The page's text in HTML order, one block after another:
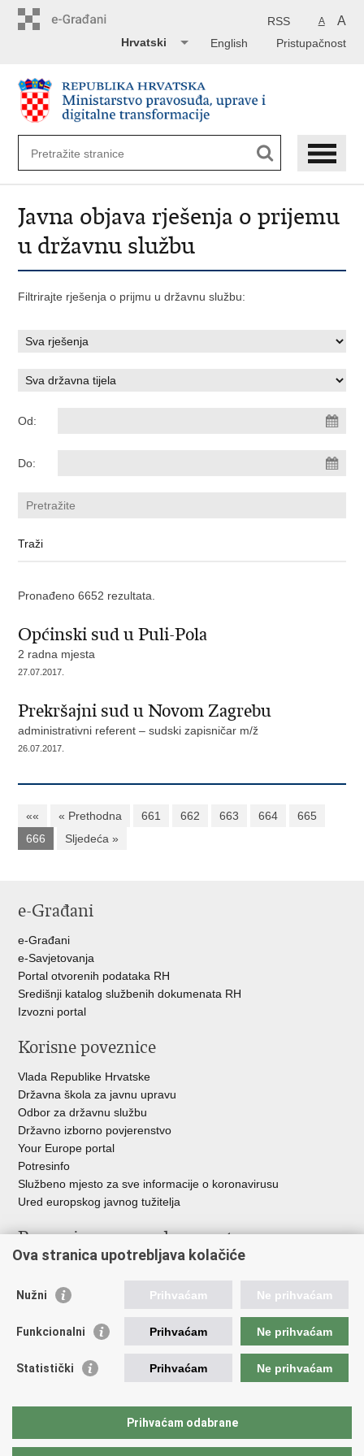
A A
RSS
Pristupačnost
English
Hrvatski
Javna objava rješenja o prijemu
u državnu službu
Filtrirajte rješenja o prijmu u državnu službu:
Od:
Do:
Pronađeno 6652 rezultata.
Općinski sud u Puli-Pola
2 radna mjesta
27.07.2017.
Prekršajni sud u Novom Zagrebu
administrativni referent – sudski zapisničar m/ž
26.07.2017.
«« « Prethodna 661 662 663 664
665
666
Sljedeća »
e-Građani
e-Građani
e-Savjetovanja
Portal otvorenih podataka RH
Središnji katalog službenih dokumenata RH
Izvozni portal
Korisne poveznice
Vlada Republike Hrvatske
Državna škola za javnu upravu
Odbor za državnu službu
Državno izborno povjerenstvo
Your Europe portal
Potresinfo
Službeno mjesto za sve informacije o koronavirusu
Ured europskog javnog tužitelja
Poveznice pravosudnog sustava
Državno odvjetništvo
Ured za suzbijanje korupcije i organiziranog kriminaliteta
Državnoodvjetničko vijeće
Hrvatska odvjetnička komora
Europski pravosudni portal
Ova stranica upotrebljava kolačiće
Nužni Prihvaćam Ne prihvaćam
Funkcionalni Prihvaćam Ne prihvaćam
Statistički Prihvaćam Ne prihvaćam
Prihvaćam odabrane